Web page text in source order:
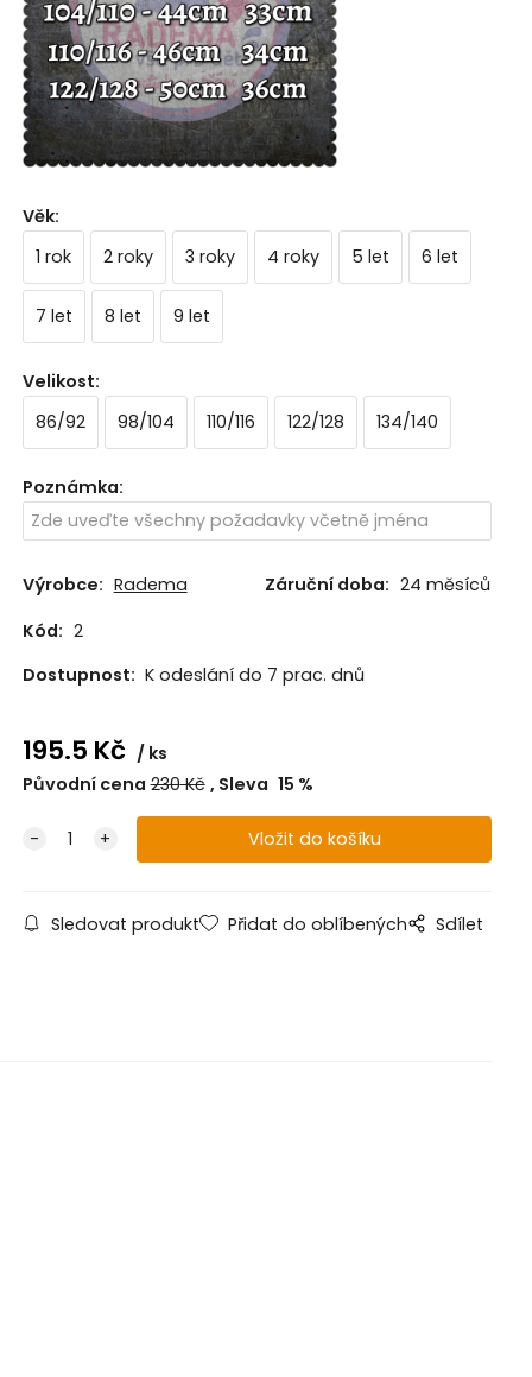
Věk:
1 rok
2 roky 3 roky 4 roky 5 let 6 let
7 let 8 let 9 let
Velikost:
86/92
98/104 110/116 122/128 134/140
Poznámka:
Výrobce: Radema Záruční doba: 24 měsíců
Kód: 2
Dostupnost: K odeslání do 7 prac. dnů
195.5 Kč
ks
Původní cena 230Kč Sleva 15 %
Sledovat produkt Přidat do oblíbených Sdílet